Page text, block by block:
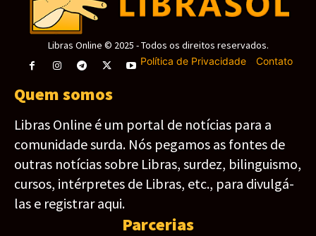
Libras Online © 2025 - Todos os direitos reservados.
Política de Privacidade- Contato
Quem somos
Libras Online é um portal de notícias para a
comunidade surda. Nós pegamos as fontes de
outras notícias sobre Libras, surdez, bilinguismo,
cursos, intérpretes de Libras, etc., para divulgá-
las e registrar aqui.
Parcerias